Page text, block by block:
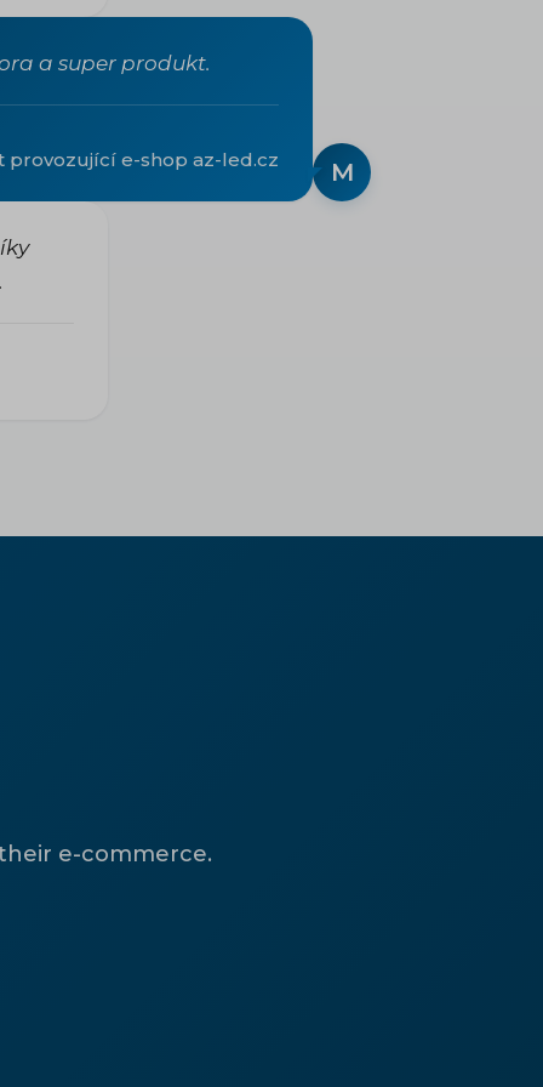
M
a super produkt.
provozující e-shop az-led.cz
e-commerce.